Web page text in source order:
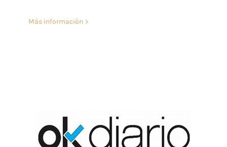
Más información